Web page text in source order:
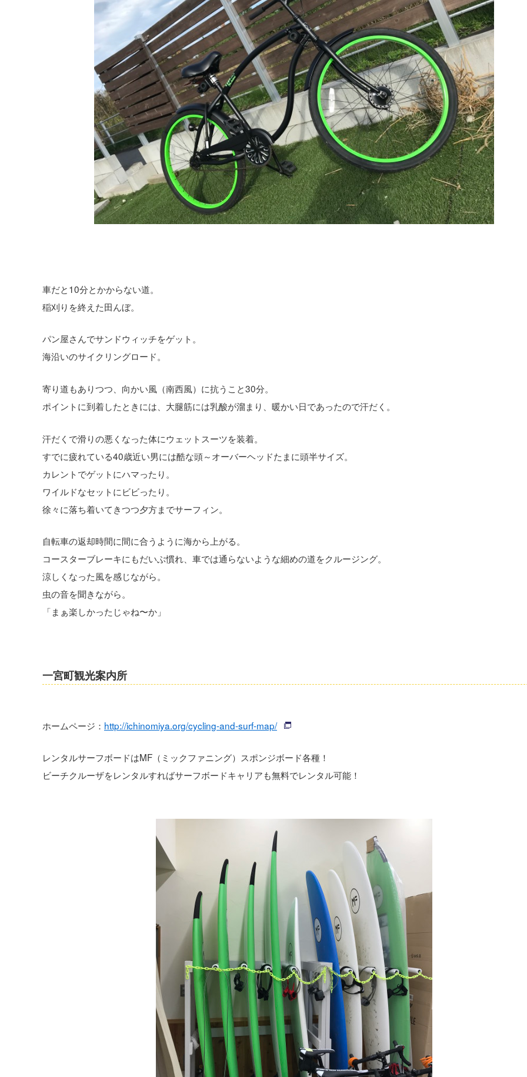
車だと10分とかからない道。
稲刈りを終えた田んぼ。
パン屋さんでサンドウィッチをゲット。
海沿いのサイクリングロード。
寄り道もありつつ、向かい風（南西風）に抗うこと30分。
ポイントに到着したときには、大腿筋には乳酸が溜まり、暖かい日であったので汗だく。
汗だくで滑りの悪くなった体にウェットスーツを装着。
すでに疲れている40歳近い男には酷な頭～オーバーヘッドたまに頭半サイズ。
カレントでゲットにハマったり。
ワイルドなセットにビビったり。
徐々に落ち着いてきつつ夕方までサーフィン。
自転車の返却時間に間に合うように海から上がる。
コースターブレーキにもだいぶ慣れ、車では通らないような細めの道をクルージング。
涼しくなった風を感じながら。
虫の音を聞きながら。
「まぁ楽しかったじゃね〜か」
一宮町観光案内所
ホームページ： http://ichinomiya.org/cycling-and-surf-map/
レンタルサーフボードはMF（ミックファニング）スポンジボード各種！
ビーチクルーザをレンタルすればサーフボードキャリアも無料でレンタル可能！